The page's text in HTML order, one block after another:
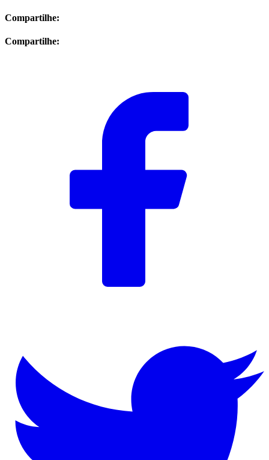
Compartilhe:
Compartilhe: